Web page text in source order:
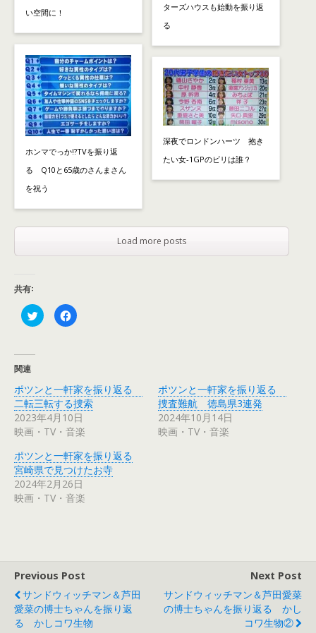
い空間に！
ホンマでっか!?TVを振り返
る Q10と65歳のさんまさん
を祝う
ターズハウスも始動を振り返
る
深夜でロンドンハーツ 抱き
たい女-1GPのビリは誰？
Load more posts
共有:
ク
リ
t
t
e
r
で
共
新
し
い
ウ
ィ
ン
F
a
共
有
す
る
に
は
ク
リ
ッ
ク
し
て
く
だ
ン
ウ
で
開
き
ま
関連
ポツンと一軒家を振り返る
二転三転する捜索
2023年4月10日
映画・TV・音楽
ポツンと一軒家を振り返る
捜査難航 徳島県3連発
2024年10月14日
映画・TV・音楽
ポツンと一軒家を振り返る
宮崎県で見つけたお寺
2024年2月26日
映画・TV・音楽
Previous Post
サンドウィッチマン＆芦田
愛菜の博士ちゃんを振り返
る かしコワ生物
Next Post
サンドウィッチマン＆芦田愛菜
の博士ちゃんを振り返る かし
コワ生物②